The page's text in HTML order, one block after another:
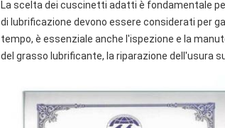
La scelta dei cuscinetti adatti è fondamentale
di lubrificazione devono essere considerati per
tempo, è essenziale anche l'ispezione e la
del grasso lubrificante, la riparazione dell'usura